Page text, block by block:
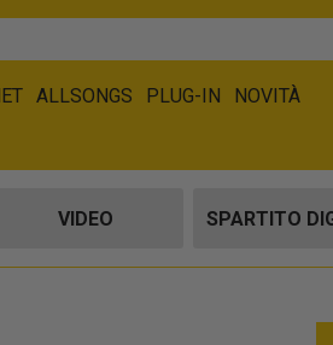
ALLSONGS PLUG-IN
NOVITÀ
VIDEO SPARTITO